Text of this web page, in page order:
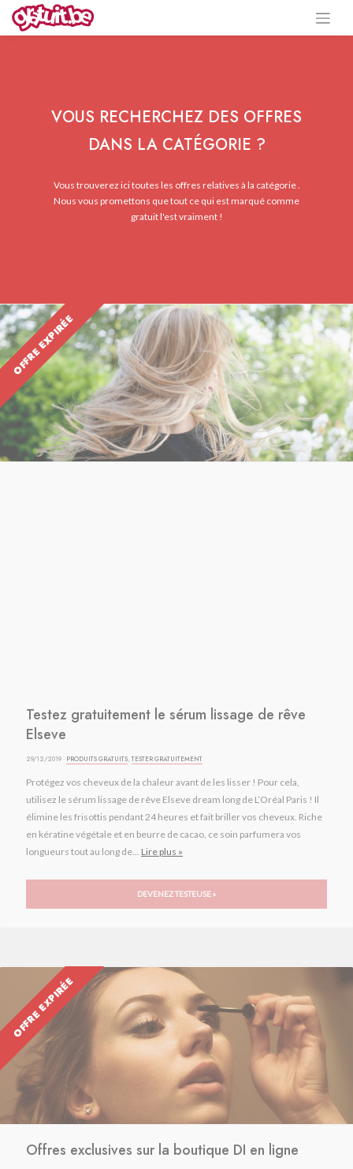
VOUS RECHERCHEZ DES OFFRES
DANS LA CATÉGORIE ?
Vous trouverez ici toutes les offres relatives à la catégorie .
Nous vous promettons que tout ce qui est marqué comme
gratuit l'est vraiment !
OFFRE EXPIRÉE
Testez gratuitement le sérum lissage de rêve
Elseve
29/12/2019 · PRODUITS GRATUITS,TESTER GRATUITEMENT
Protégez vos cheveux de la chaleur avant de les lisser ! Pour cela,
utilisez le sérum lissage de rêve Elseve dream long de L’Oréal Paris ! Il
élimine les frisottis pendant 24 heures et fait briller vos cheveux. Riche
en kératine végétale et en beurre de cacao, ce soin parfumera vos
longueurs tout au long de... Lire plus »
DEVENEZ TESTEUSE »
OFFRE EXPIRÉE
Offres exclusives sur la boutique DI en ligne